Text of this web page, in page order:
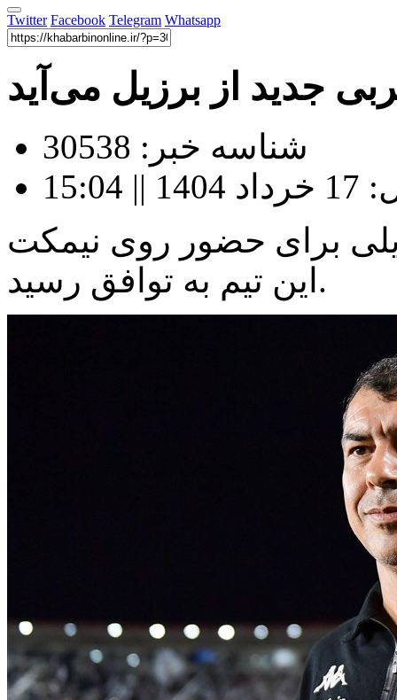
Twitter Facebook Telegram Whatsapp
جدید از برزیل می‌آید
شناسه خبر: 30538
برای حضور روی نیمکت
این تیم به توافق رسید.